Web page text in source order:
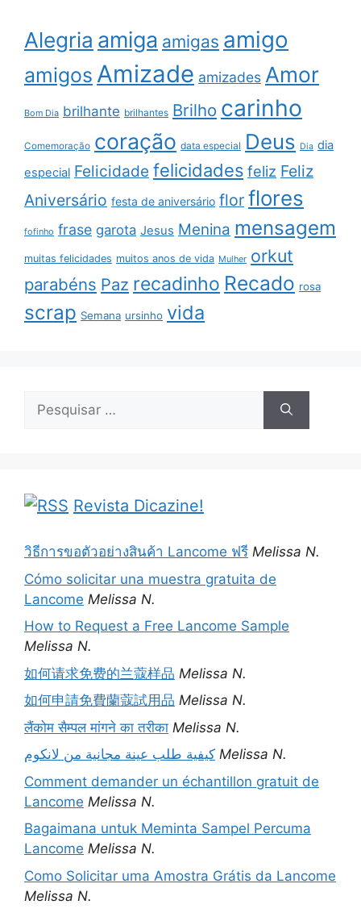
Alegria amiga amigas amigo
amigos Amizade amizades Amor
Bom Dia brilhante brilhantes Brilho carinho
Comemoração coração data especial Deus Dia dia
especial Felicidade felicidades feliz Feliz
Aniversário festa de aniversário flor flores
fofinho frase garota Jesus Menina mensagem
muitas felicidades muitos anos de vida Mulher orkut
parabéns Paz recadinho Recado rosa
scrap Semana ursinho vida
Pesquisar
Revista Dicazine!
วิธีการขอตัวอย่างสินค้า Lancome ฟรี Melissa N.
Cómo solicitar una muestra gratuita de
Lancome Melissa N.
How to Request a Free Lancome Sample
Melissa N.
如何请求免费的兰蔻样品 Melissa N.
如何申請免費蘭蔻試用品 Melissa N.
लैंकोम सैम्पल मांगने का तरीका Melissa N.
كيفية طلب عينة مجانية من لانكوم Melissa N.
Comment demander un échantillon gratuit de
Lancome Melissa N.
Bagaimana untuk Meminta Sampel Percuma
Lancome Melissa N.
Como Solicitar uma Amostra Grátis da Lancome
Melissa N.